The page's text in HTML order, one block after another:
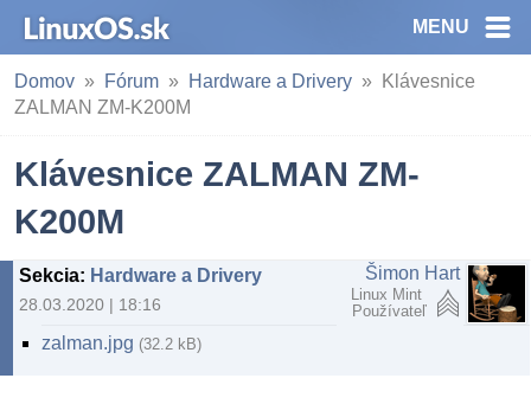
MENU
Domov Fórum Hardware a Drivery
Klávesnice
ZALMAN ZM-K200M
Klávesnice ZALMAN ZM-
K200M
Sekcia: Hardware a Drivery
28.03.2020 | 18:16
Šimon Hart
Linux Mint
Používateľ
zalman.jpg (32.2 kB)